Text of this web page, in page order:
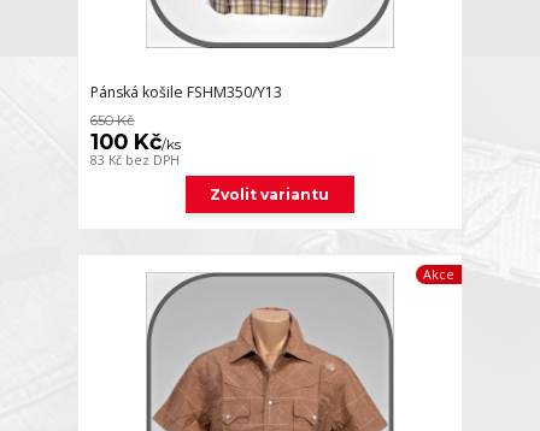
Pánská košile FSHM350/Y13
650 Kč
100 Kč/ks
83 Kč bez DPH
Zvolit variantu
Akce